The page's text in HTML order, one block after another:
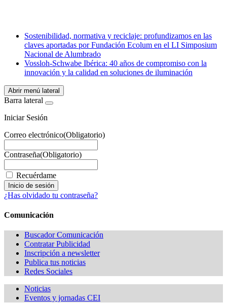
WhatsApp
Sostenibilidad, normativa y reciclaje: profundizamos en las
claves aportadas por Fundación Ecolum en el LI Simposium
Nacional de Alumbrado
Vossloh-Schwabe Ibérica: 40 años de compromiso con la
innovación y la calidad en soluciones de iluminación
Abrir menú lateral
Barra lateral
Iniciar Sesión
Correo electrónico(Obligatorio)
Contraseña(Obligatorio)
Recuérdame
¿Has olvidado tu contraseña?
Comunicación
Buscador Comunicación
Contratar Publicidad
Inscripción a newsletter
Publica tus noticias
Redes Sociales
Noticias
Eventos y jornadas CEI